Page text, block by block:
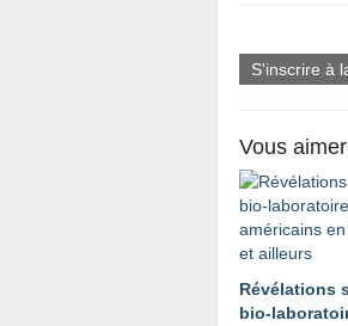
S'inscrire à
Vous
Révélations
bio-